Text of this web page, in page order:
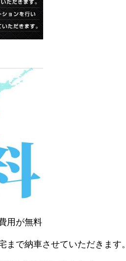
用が無料
まで納車させていただきます。